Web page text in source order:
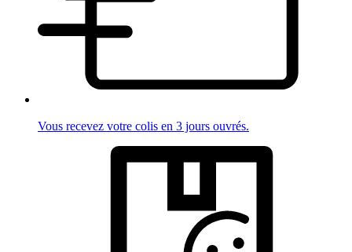
Vous recevez votre colis en 3 jours ouvrés.